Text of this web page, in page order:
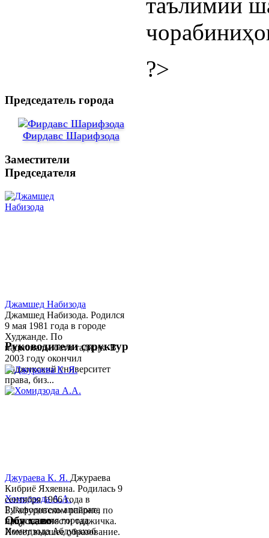
?>
Председатель города
Фирдавс Шарифзода
Заместители
Председателя
Джамшед Набизода
Джамшед Набизода. Родился
9 мая 1981 года в городе
Худжанде. По
национальности таджик. В
2003 году окончил
Таджикский университет
права, биз...
Хомидзода А.А.
Руководитель аппарата
председателя города
Хомидзода Абдувахоб
Руководители структур
Джураева К. Я. Джураева
Кибриё Яхяевна. Родилась 9
сентября 1966 года в
Б.Гафуровском районе, по
национальности таджичка.
Имеет высшее образование.
Обу хаво